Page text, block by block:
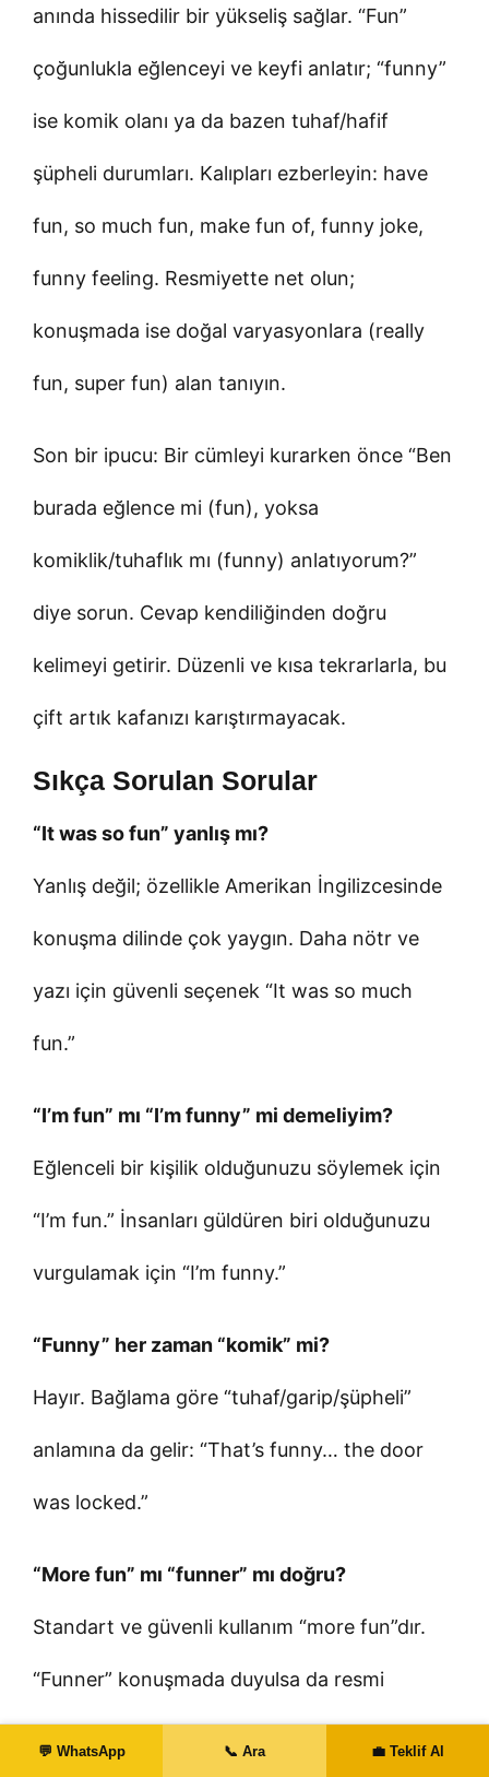
anında hissedilir bir yükseliş sağlar. “Fun”
çoğunlukla eğlenceyi ve keyfi anlatır; “funny”
ise komik olanı ya da bazen tuhaf/hafif
şüpheli durumları. Kalıpları ezberleyin: have
fun, so much fun, make fun of, funny joke,
funny feeling. Resmiyette net olun;
konuşmada ise doğal varyasyonlara (really
fun, super fun) alan tanıyın.
Son bir ipucu: Bir cümleyi kurarken önce “Ben
burada eğlence mi (fun), yoksa
komiklik/tuhaflık mı (funny) anlatıyorum?”
diye sorun. Cevap kendiliğinden doğru
kelimeyi getirir. Düzenli ve kısa tekrarlarla, bu
çift artık kafanızı karıştırmayacak.
Sıkça Sorulan Sorular
“It was so fun” yanlış mı?
Yanlış değil; özellikle Amerikan İngilizcesinde
konuşma dilinde çok yaygın. Daha nötr ve
yazı için güvenli seçenek “It was so much
fun.”
“I’m fun” mı “I’m funny” mi demeliyim?
Eğlenceli bir kişilik olduğunuzu söylemek için
“I’m fun.” İnsanları güldüren biri olduğunuzu
vurgulamak için “I’m funny.”
“Funny” her zaman “komik” mi?
Hayır. Bağlama göre “tuhaf/garip/şüpheli”
anlamına da gelir: “That’s funny… the door
was locked.”
“More fun” mı “funner” mı doğru?
Standart ve güvenli kullanım “more fun”dır.
“Funner” konuşmada duyulsa da resmi
bağlamda kaçının.
💬 WhatsApp 📞 Ara 💼 Teklif Al